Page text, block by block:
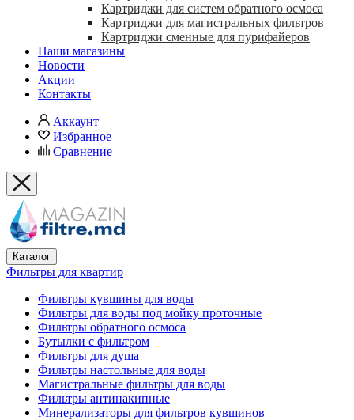
Картриджи для систем обратного осмоса
Картриджи для магистральных фильтров
Картриджи сменные для пурифайеров
Наши магазины
Новости
Акции
Контакты
Аккаунт
Избранное
Сравнение
Каталог
Фильтры для квартир
Фильтры кувшины для воды
Фильтры для воды под мойку проточные
Фильтры обратного осмоса
Бутылки с фильтром
Фильтры для душа
Фильтры настольные для воды
Магистральные фильтры для воды
Фильтры антинакипные
Минерализаторы для фильтров кувшинов